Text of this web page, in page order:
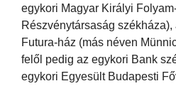
egykori Magyar Királyi
Részvénytársaság
Futura-ház (más néven
felől pedig az egykori Bank
egykori Egyesült Budapesti